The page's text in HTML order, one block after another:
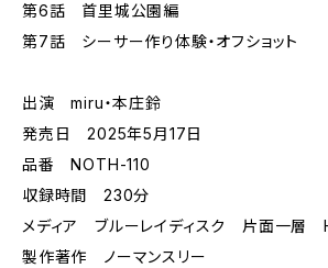
第6話 首里城公園編
第7話 シーサー作り体験・オフショット
出演 miru・本庄鈴
発売日 2025年5月17日
品番 NOTH-110
収録時間 230分
メディア ブルーレイディスク 片面一層
製作著作 ノーマンスリー